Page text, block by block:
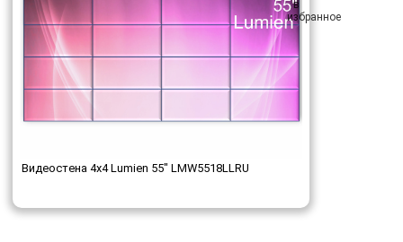
Видеостена 4x4 Lumien 55" LMW5518LLRU